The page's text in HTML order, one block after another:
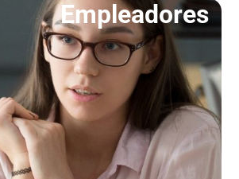
Empleadores